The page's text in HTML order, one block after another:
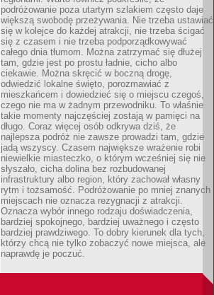
podróżowanie poza utartym szlakiem często daje
większą swobodę przeżywania. Nie trzeba ustawiać
się w kolejce do każdej atrakcji, nie trzeba ścigać
się z czasem i nie trzeba podporządkowywać
całego dnia tłumom. Można zatrzymać się dłużej
tam, gdzie jest po prostu ładnie, cicho albo
ciekawie. Można skręcić w boczną drogę,
odwiedzić lokalne święto, porozmawiać z
mieszkańcem i dowiedzieć się o miejscu czegoś,
czego nie ma w żadnym przewodniku. To właśnie
takie momenty najczęściej zostają w pamięci na
długo. Coraz więcej osób odkrywa dziś, że
najlepsza podróż nie zawsze prowadzi tam, gdzie
jadą wszyscy. Czasem największe wrażenie robi
niewielkie miasteczko, o którym wcześniej się nie
słyszało, cicha dolina bez rozbudowanej
infrastruktury albo region, który zachował własny
rytm i tożsamość. Podróżowanie po mniej znanych
miejscach nie oznacza rezygnacji z atrakcji.
Oznacza wybór innego rodzaju doświadczenia,
bardziej spokojnego, bardziej uważnego i często
bardziej prawdziwego. To dobry kierunek dla tych,
którzy chcą nie tylko zobaczyć nowe miejsca, ale
naprawdę je poczuć.